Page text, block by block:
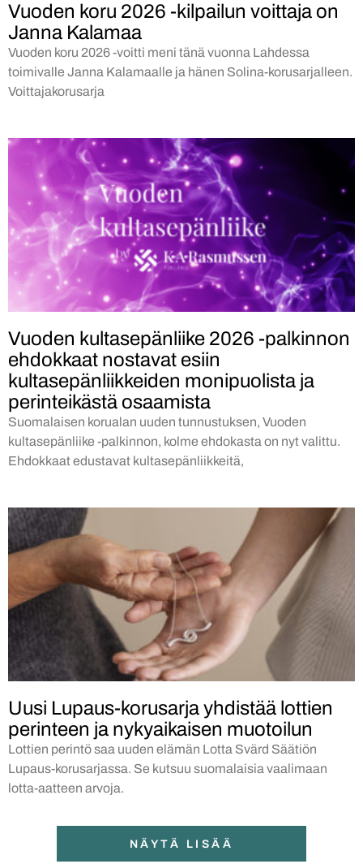
Vuoden koru 2026 -kilpailun voittaja on
Janna Kalamaa
Vuoden koru 2026 -voitti meni tänä vuonna Lahdessa
toimivalle Janna Kalamaalle ja hänen Solina-korusarjalleen.
Voittajakorusarja
Vuoden kultasepänliike 2026 -palkinnon
ehdokkaat nostavat esiin
kultasepänliikkeiden monipuolista ja
perinteikästä osaamista
Suomalaisen korualan uuden tunnustuksen, Vuoden
kultasepänliike -palkinnon, kolme ehdokasta on nyt valittu.
Ehdokkaat edustavat kultasepänliikkeitä,
Uusi Lupaus-korusarja yhdistää lottien
perinteen ja nykyaikaisen muotoilun
Lottien perintö saa uuden elämän Lotta Svärd Säätiön
Lupaus-korusarjassa. Se kutsuu suomalaisia vaalimaan
lotta-aatteen arvoja.
NÄYTÄ LISÄÄ